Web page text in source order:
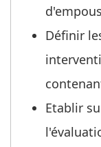
Définir
Etablir